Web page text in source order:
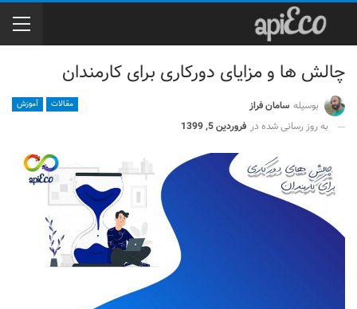
چالش ها و مزایای دورکاری برای کارمندان
مقالات آموزش بوسیله سامان فراز
به روز رسانی شده در فروردین 5, 1399